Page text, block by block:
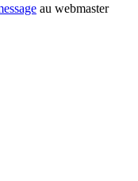
au webmaster